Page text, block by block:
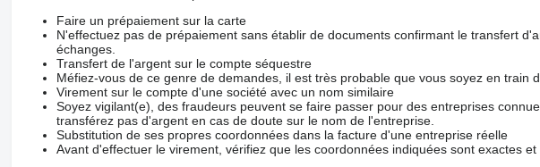
Faire un prépaiement sur la carte
N'effectuez pas de prépaiement sans établir de documents confirmant le transfert
échanges.
Transfert de l'argent sur le compte séquestre
Méfiez-vous de ce genre de demandes, il est très probable que vous soyez en train
Virement sur le compte d'une société avec un nom similaire
Soyez vigilant(e), des fraudeurs peuvent se faire passer pour des entreprises
transférez pas d'argent en cas de doute sur le nom de l'entreprise.
Substitution de ses propres coordonnées dans la facture d'une entreprise réelle
Avant d'effectuer le virement, vérifiez que les coordonnées indiquées sont exactes